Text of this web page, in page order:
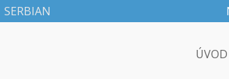
SERBIAN
ÚVOD